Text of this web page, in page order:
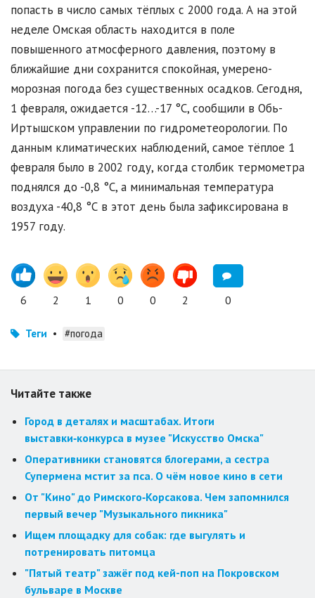
попасть в число самых тёплых с 2000 года. А на этой
неделе Омская область находится в поле
повышенного атмосферного давления, поэтому в
ближайшие дни сохранится спокойная, умерено-
морозная погода без существенных осадков. Сегодня,
1 февраля, ожидается -12…-17 °С, сообщили в Обь-
Иртышском управлении по гидрометеорологии. По
данным климатических наблюдений, самое тёплое 1
февраля было в 2002 году, когда столбик термометра
поднялся до -0,8 °С, а минимальная температура
воздуха -40,8 °С в этот день была зафиксирована в
1957 году.
6 2 1 0 0 2 0
Теги • #погода
Читайте также
Город в деталях и масштабах. Итоги
выставки‑конкурса в музее "Искусство Омска"
Оперативники становятся блогерами, а сестра
Супермена мстит за пса. О чём новое кино в сети
От "Кино" до Римского‑Корсакова. Чем запомнился
первый вечер "Музыкального пикника"
Ищем площадку для собак: где выгулять и
потренировать питомца
"Пятый театр" зажёг под кей-поп на Покровском
бульваре в Москве